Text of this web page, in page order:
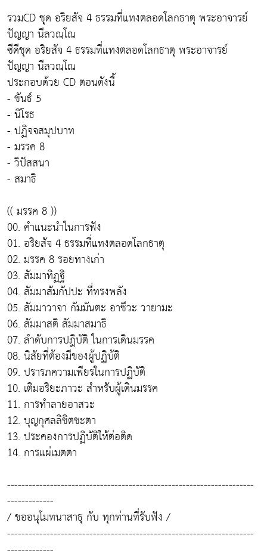
รวมCD ชุด อริยสัจ 4 ธรรมที่แทงตลอดโลกธาตุ พระอาจารย์
ปัญญา นีลวณฺโณ
ซีดีชุด อริยสัจ 4 ธรรมที่แทงตลอดโลกธาตุ พระอาจารย์
ปัญญา นีลวณฺโณ
ประกอบด้วย CD ตอนดังนี้
- ขันธ์ 5
- นิโรธ
- ปฏิจจสมุปบาท
- มรรค 8
- วิปัสสนา
- สมาธิ
(( มรรค 8 ))
00. คำแนะนำในการฟัง
01. อริยสัจ 4 ธรรมที่แทงตลอดโลกธาตุ
02. มรรค 8 รอยทางเก่า
03. สัมมาทิฏฐิ
04. สัมมาสัมกัปปะ ที่ทรงพลัง
05. สัมมาวาจา กัมมันตะ อาชีวะ วายามะ
06. สัมมาสติ สัมมาสมาธิ
07. ลำดับการปฎิบัติ ในการเดินมรรค
08. นิสัยที่ต้องมีของผู้ปฏิบ้ติ
09. ปรารภความเพียรในการปฏิบัติ
10. เติมอริยะภาวะ สำหรับผู้เดินมรรค
11. การทำลายอาสวะ
12. บุญกุศลลิขิตชะตา
13. ประคองการปฏิบัติให้ต่อติด
14. การแผ่เมตตา
---------------------------------------------------------------------
-------------
/ ขออนุโมทนาสาธุ กับ ทุกท่านที่รับฟัง /
---------------------------------------------------------------------
-------------